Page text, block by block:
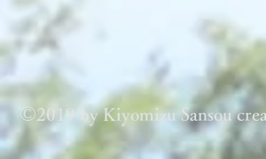
©2019 by Kiyomizu Sansou